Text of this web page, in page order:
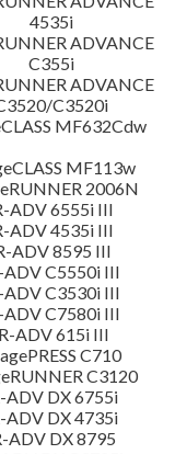
4535i
ADVANCE
C355i
ADVANCE
C3520i
MF632Cdw
MF113w
2006N
ADV 6555i III
ADV 4535i III
ADV 8595 III
ADV C5550i III
ADV C3530i III
ADV C7580i III
ADV 615i III
C710
C3120
ADV DX 6755i
ADV DX 4735i
ADV DX 8795